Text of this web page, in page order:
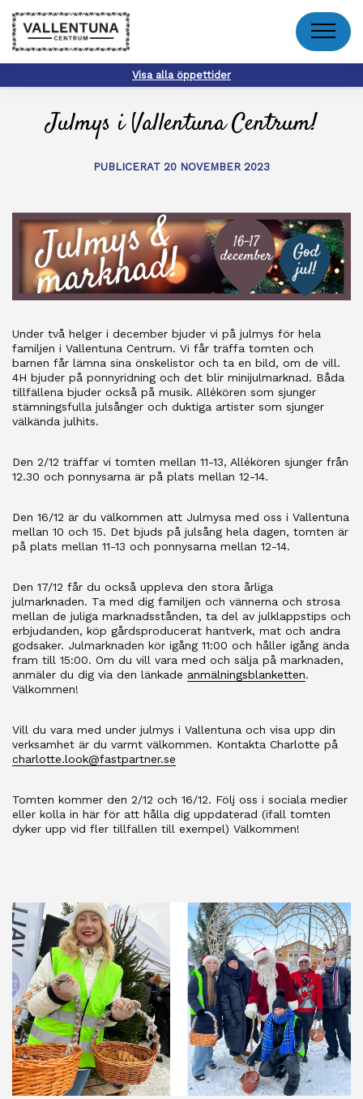
Meny
Visa alla öppettider
Julmys i Vallentuna Centrum!
PUBLICERAT 20 NOVEMBER 2023
Under två helger i december bjuder vi på julmys för hela
familjen i Vallentuna Centrum. Vi får träffa tomten och
barnen får lämna sina önskelistor och ta en bild, om de vill.
4H bjuder på ponnyridning och det blir minijulmarknad. Båda
tillfällena bjuder också på musik. Allékören som sjunger
stämningsfulla julsånger och duktiga artister som sjunger
välkända julhits.
Den 2/12 träffar vi tomten mellan 11-13, Allékören sjunger från
12.30 och ponnysarna är på plats mellan 12-14.
Den 16/12 är du välkommen att Julmysa med oss i Vallentuna
mellan 10 och 15. Det bjuds på julsång hela dagen, tomten är
på plats mellan 11-13 och ponnysarna mellan 12-14.
Den 17/12 får du också uppleva den stora årliga
julmarknaden. Ta med dig familjen och vännerna och strosa
mellan de juliga marknadsstånden, ta del av julklappstips och
erbjudanden, köp gårdsproducerat hantverk, mat och andra
godsaker. Julmarknaden kör igång 11:00 och håller igång ända
fram till 15:00. Om du vill vara med och sälja på marknaden,
anmäler du dig via den länkade anmälningsblanketten.
Välkommen!
Vill du vara med under julmys i Vallentuna och visa upp din
verksamhet är du varmt välkommen. Kontakta Charlotte på
charlotte.look@fastpartner.se
Tomten kommer den 2/12 och 16/12. Följ oss i sociala medier
eller kolla in här för att hålla dig uppdaterad (ifall tomten
dyker upp vid fler tillfällen till exempel) Välkommen!